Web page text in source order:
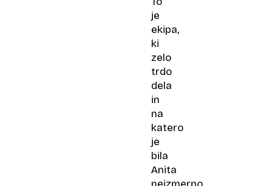
je
ekipa,
ki
zelo
trdo
dela
in
na
katero
je
bila
Anita